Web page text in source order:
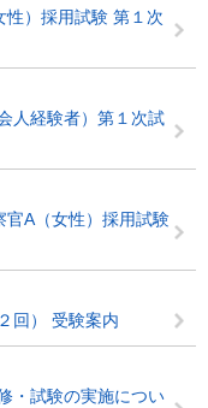
性）採用試験 第１次
人経験者）第１次試
官A（女性）採用試験
回） 受験案内
・試験の実施につい